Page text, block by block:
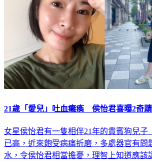
21歲「愛兒」吐血癱瘓 侯怡君喜曝2奇
女星侯怡君有一隻相伴21年的貴賓狗兒子
已高，近來飽受病痛折磨，多處器官有問
水，令侯怡君相當擔憂，理智上知道應該